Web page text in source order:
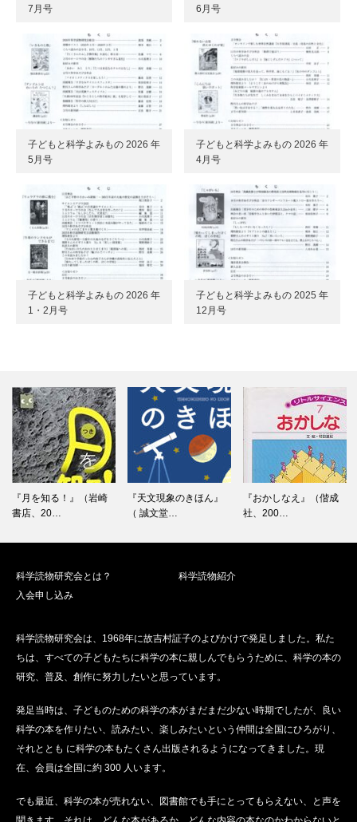
7月号
6月号
子どもと科学よみもの 2026 年
5月号
子どもと科学よみもの 2026 年
4月号
子どもと科学よみもの 2026 年
1・2月号
子どもと科学よみもの 2025 年
12月号
『月を知る！』（岩崎
書店、20…
『天文現象のきほん』
（ 誠文堂…
『おかしなえ』（偕成
社、200…
科学読物研究会とは？
科学読物紹介
入会申し込み
科学読物研究会は、1968年に故吉村証子のよびかけで発足しました。私た
ちは、すべての子どもたちに科学の本に親しんでもらうために、科学の本の
研究、普及、創作に努力したいと思っています。
発足当時は、子どものための科学の本がまだまだ少ない時期でしたが、良い
科学の本を作りたい、読みたい、楽しみたいという仲間は全国にひろがり、
それととも に科学の本もたくさん出版されるようになってきました。現
在、会員は全国に約 300 人います。
でも最近、科学の本が売れない、図書館でも手にとってもらえない、と声を